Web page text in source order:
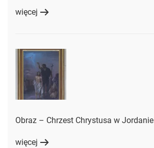
więcej
Obraz – Chrzest Chrystusa w Jordanie
więcej